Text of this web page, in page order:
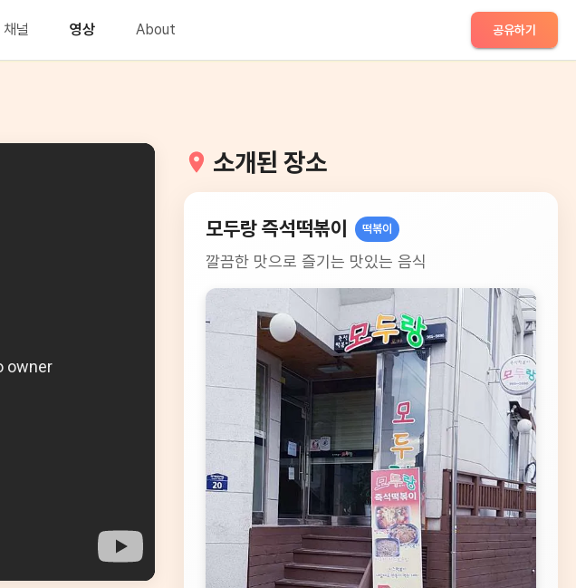
채널 영상 About 공유하기
소개된 장소
모두랑 즉석떡볶이 떡볶이
깔끔한 맛으로 즐기는 맛있는 음식